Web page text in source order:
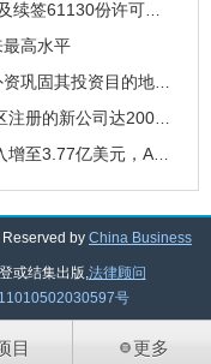
投资周刊 | 沙迦经济局在2021 年签发及续签61130份许可证，阿拉伯航空公司2021年净利润达到7.2亿迪拉姆
高水平
投资周刊 | 哈姆利亚自由区继续吸引外资巩固其投资目的地地位，沙迦投资发展局与万豪国际集团签署合作协议
投资周刊 | 2021年在沙迦出版城自贸区注册的新公司达2000家，沙迦伊斯兰银行2021年净利润增长26.7%
投资周刊 | 2021年达纳天然气公司收入增至3.77亿美元，Arada销售额达24.1亿迪拉姆
Reserved by China Business
或结集出版,法律顾问
号
目 更多